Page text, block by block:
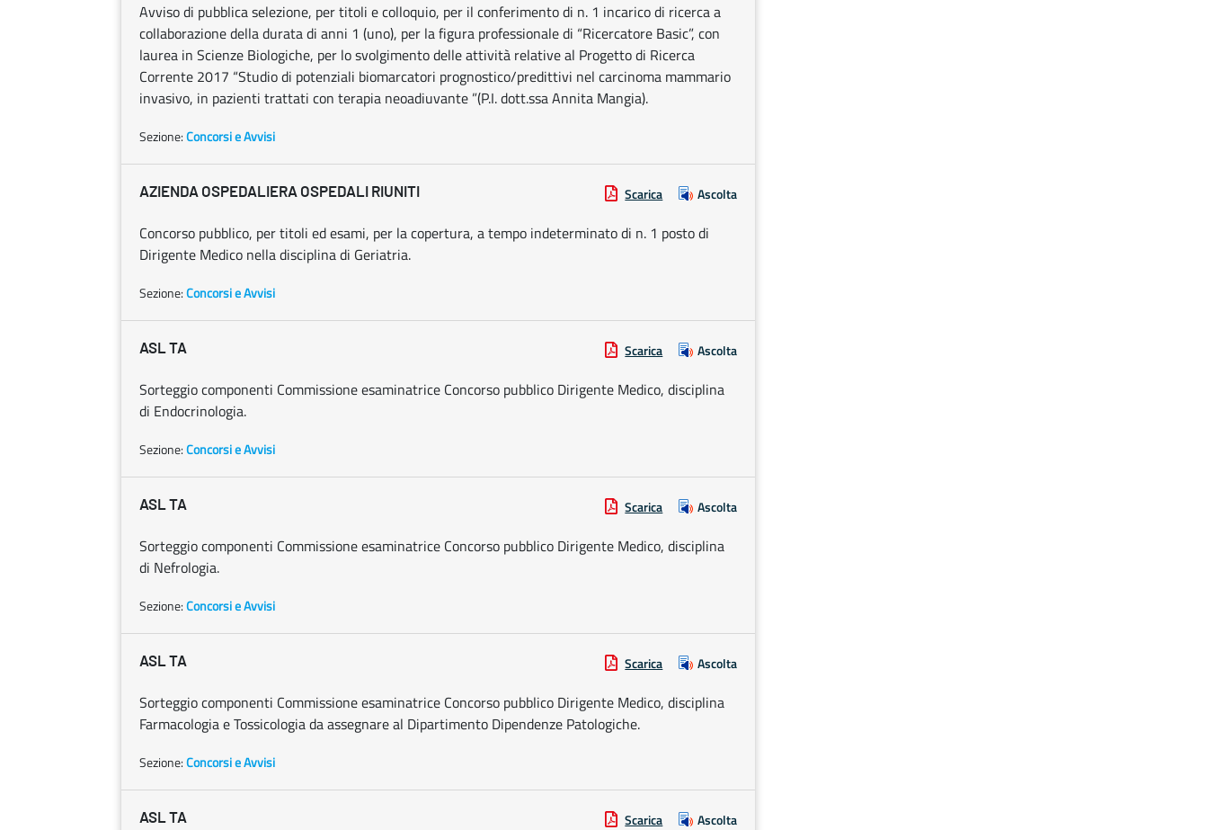
Avviso di pubblica selezione, per titoli e colloquio, per il conferimento di n. 1 incarico di ricerca a
collaborazione della durata di anni 1 (uno), per la figura professionale di “Ricercatore Basic”, con
laurea in Scienze Biologiche, per lo svolgimento delle attività relative al Progetto di Ricerca
Corrente 2017 “Studio di potenziali biomarcatori prognostico/predittivi nel carcinoma mammario
invasivo, in pazienti trattati con terapia neoadiuvante ”(P.I. dott.ssa Annita Mangia).
Sezione:Concorsi e Avvisi
AZIENDA OSPEDALIERA OSPEDALI RIUNITI Scarica Ascolta
Concorso pubblico, per titoli ed esami, per la copertura, a tempo indeterminato di n. 1 posto di
Dirigente Medico nella disciplina di Geriatria.
Sezione:Concorsi e Avvisi
ASL TA Scarica Ascolta
Sorteggio componenti Commissione esaminatrice Concorso pubblico Dirigente Medico, disciplina
di Endocrinologia.
Sezione:Concorsi e Avvisi
ASL TA Scarica Ascolta
Sorteggio componenti Commissione esaminatrice Concorso pubblico Dirigente Medico, disciplina
di Nefrologia.
Sezione:Concorsi e Avvisi
ASL TA Scarica Ascolta
Sorteggio componenti Commissione esaminatrice Concorso pubblico Dirigente Medico, disciplina
Farmacologia e Tossicologia da assegnare al Dipartimento Dipendenze Patologiche.
Sezione:Concorsi e Avvisi
ASL TA Scarica Ascolta